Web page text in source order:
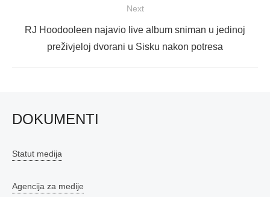
Next
Next
RJ Hoodooleen najavio live album sniman u jedinoj
preživjeloj dvorani u Sisku nakon potresa
DOKUMENTI
Statut medija
Agencija za medije